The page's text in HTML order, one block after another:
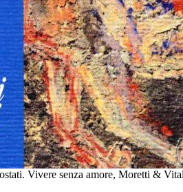
Vivere senza amore, Moretti &